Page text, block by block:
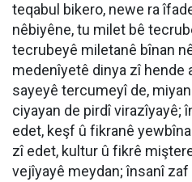
teqabul bikero, newe ra
nêbiyêne, tu milet bê
tecrubeyê miletanê bînan
medenîyetê dinya zî hende
sayeyê tercumeyî de,
ciyayan de pirdî virazîyayê;
edet, keşf û fikranê
zî edet, kultur û fikrê
vejîyayê meydan; însanî